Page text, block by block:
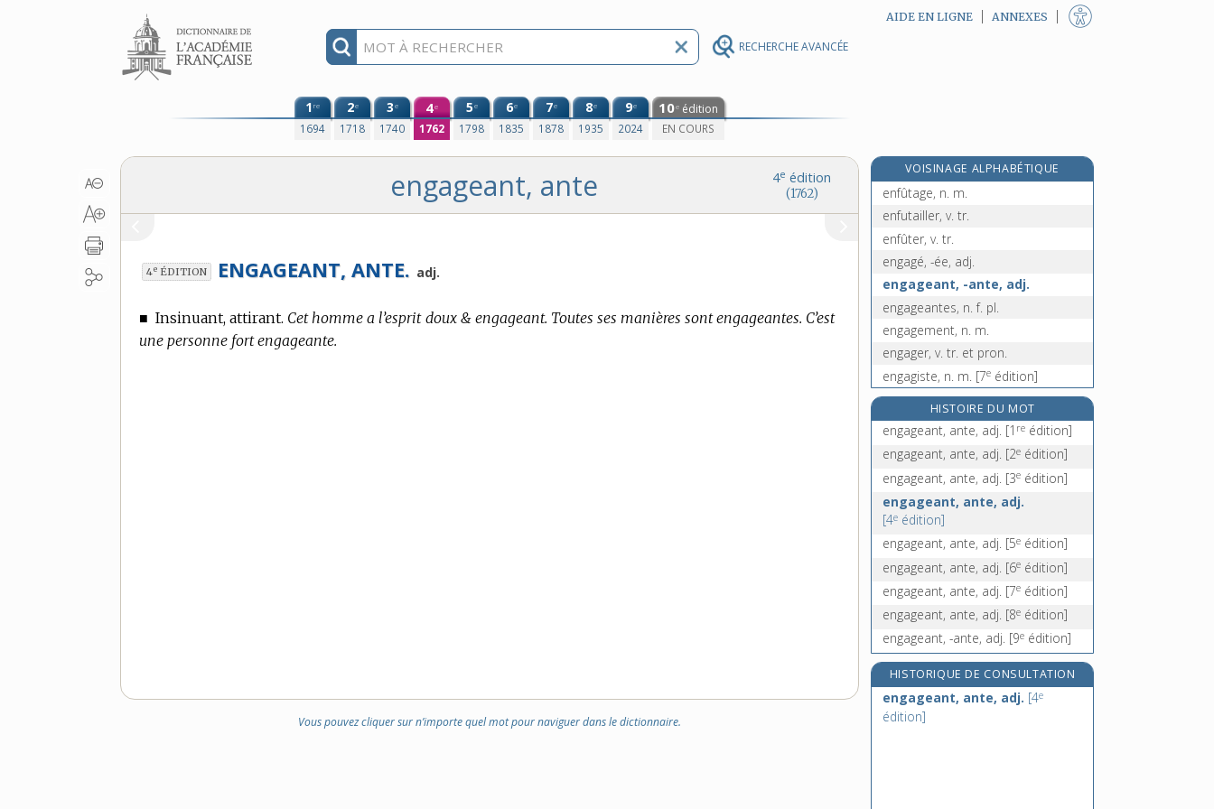
RECHERCHE AVANCÉE
Aller au contenu AIDE EN LIGNE ANNEXES
1re
1694
2e
1718
3e
1740
4e
1762
5e
1798
6e
1835
7e
1878
8e
1935
9e
2024
10e édition
EN COURS
4e édition
(1762)
engageant, ante
4e ÉDITION ENGAGEANT, ANTE. adj.
■Insinuant, attirant. Cet homme a l’esprit doux & engageant. Toutes ses manières sont engageantes. C’est
une personne fort engageante.
Vous pouvez cliquer sur n’importe quel mot pour naviguer dans le dictionnaire.
VOISINAGE ALPHABÉTIQUE
enfumer, v. tr.
enfûtage, n. m.
enfutailler, v. tr.
enfûter, v. tr.
engagé, -ée, adj.
engageant, -ante, adj.
engageantes, n. f. pl.
engagement, n. m.
engager, v. tr. et pron.
engagiste, n. m. [7e édition]
engainant, -ante, adj.
engainé, -ée, adj.
engaver, v. tr.
HISTOIRE DU MOT
engageant, ante, adj. [1 re édition]
engageant, ante, adj. [2e édition]
engageant, ante, adj. [3e édition]
engageant, ante, adj.
[4e édition]
engageant, ante, adj. [5e édition]
engageant, ante, adj. [6e édition]
engageant, ante, adj. [7e édition]
engageant, ante, adj. [8e édition]
engageant, -ante, adj. [9e édition]
HISTORIQUE DE CONSULTATION
engageant, ante, adj. [4e
édition]